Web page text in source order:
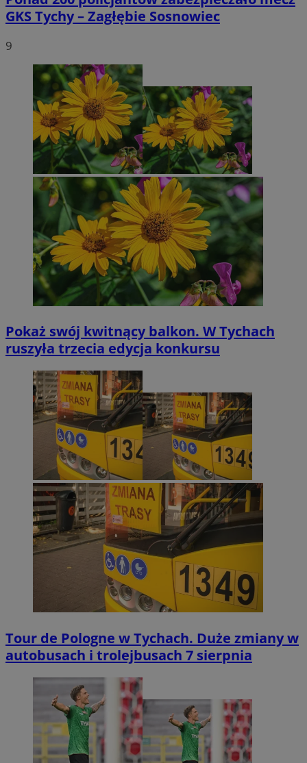
GKS Tychy – Zagłębie Sosnowiec
9
Pokaż swój kwitnący balkon. W Tychach
ruszyła trzecia edycja konkursu
Tour de Pologne w Tychach. Duże zmiany w
autobusach i trolejbusach 7 sierpnia